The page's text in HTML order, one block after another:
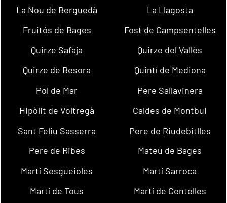
La Nou de Berguedà
La Llagosta
Fruitós de Bages
Fost de Campsentelles
Quirze Safaja
Quirze del Vallès
Quirze de Besora
Quintí de Mediona
Pol de Mar
Pere Sallavinera
Hipòlit de Voltregà
Caldes de Montbui
Sant Feliu Sasserra
Pere de Riudebitlles
Pere de Ribes
Mateu de Bages
Martí Sesgueioles
Martí Sarroca
Martí de Tous
Martí de Centelles